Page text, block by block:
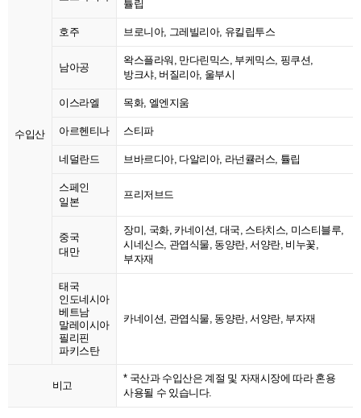
수입산
튤립
호주 브로니아, 그레빌리아, 유킬립투스
남아공
왁스플라워, 만다린믹스, 부케믹스, 핑쿠션,
방크샤, 버질리아, 울부시
이스라엘 목화, 엘엔지움
아르헨티나 스티파
네덜란드 브바르디아, 다알리아, 라넌큘러스, 튤립
스페인
일본
프리저브드
중국
대만
장미, 국화, 카네이션, 대국, 스타치스, 미스티블루,
시네신스, 관엽식물, 동양란, 서양란, 비누꽃,
부자재
태국
인도네시아
베트남
말레이시아
필리핀
파키스탄
카네이션, 관엽식물, 동양란, 서양란, 부자재
비고
* 국산과 수입산은 계절 및 자재시장에 따라 혼용
사용될 수 있습니다.